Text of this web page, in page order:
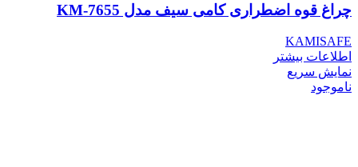
چراغ قوه اضطراری کامی سیف مدل KM-7655
KAMISAFE
اطلاعات بیشتر
نمایش سریع
ناموجود